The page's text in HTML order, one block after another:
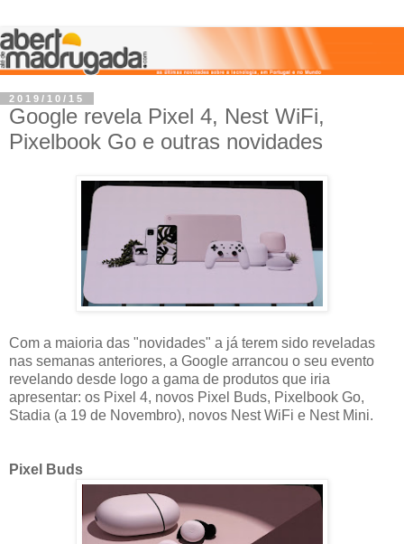
2019/10/15
Google revela Pixel 4, Nest WiFi,
Pixelbook Go e outras novidades
Com a maioria das "novidades" a já terem sido reveladas
nas semanas anteriores, a Google arrancou o seu evento
revelando desde logo a gama de produtos que iria
apresentar: os Pixel 4, novos Pixel Buds, Pixelbook Go,
Stadia (a 19 de Novembro), novos Nest WiFi e Nest Mini.
Pixel Buds